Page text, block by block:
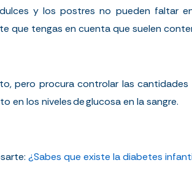
y los postres no pueden faltar
que tengas en cuenta que suelen
pero procura controlar las
en los niveles de glucosa en la sangre.
¿Sabes que existe la diabetes